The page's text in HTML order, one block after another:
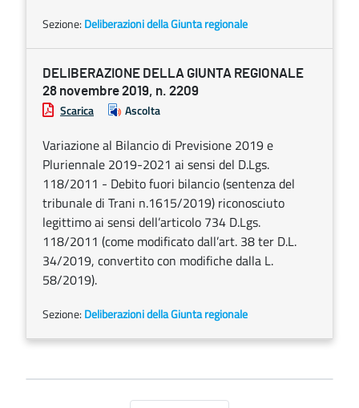
Sezione: Deliberazioni della Giunta regionale
DELIBERAZIONE DELLA GIUNTA REGIONALE
28 novembre 2019, n. 2209
Scarica Ascolta
Variazione al Bilancio di Previsione 2019 e
Pluriennale 2019-2021 ai sensi del D.Lgs.
118/2011 - Debito fuori bilancio (sentenza del
tribunale di Trani n.1615/2019) riconosciuto
legittimo ai sensi dell’articolo 734 D.Lgs.
118/2011 (come modificato dall’art. 38 ter D.L.
34/2019, convertito con modifiche dalla L.
58/2019).
Sezione: Deliberazioni della Giunta regionale